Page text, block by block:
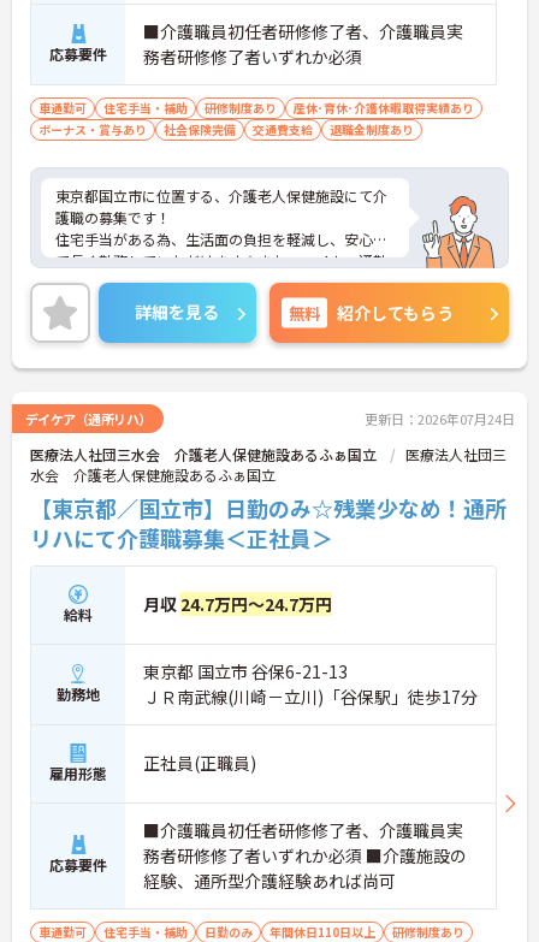
応募要件
■介護職員初任者研修修了者、介護職員実
務者研修修了者いずれか必須
車通勤可 住宅手当・補助 研修制度あり
産休･育休･介護休暇取得実績あり
ボーナス・賞与あり
社会保険完備 交通費支給 退職金制度あり
東京都国立市に位置する、介護老人保健施設にて介
護職の募集です！
住宅手当がある為、生活面の負担を軽減し、安心し
て長く勤務していただけます☆また、マイカー通勤
可能なので通勤らくらくです◎
ご興味のある方には、面接対策ポイントなど、さら
に詳細をお話しいたしますのでお気軽にご相談くだ
さい！
詳細を見る 無料 紹介してもらう
デイケア（通所リハ） 更新日：2026年07月24日
医療法人社団三水会 介護老人保健施設あるふぁ国立
医療法人社団三
水会 介護老人保健施設あるふぁ国立
【東京都／国立市】日勤のみ☆残業少なめ！通所
リハにて介護職募集＜正社員＞
給料 月収 24.7万円～24.7万円
勤務地
東京都 国立市 谷保6-21-13
ＪＲ南武線(川崎－立川)「谷保駅」徒歩17分
雇用形態 正社員(正職員)
応募要件
■介護職員初任者研修修了者、介護職員実
務者研修修了者いずれか必須 ■介護施設の
経験、通所型介護経験あれば尚可
車通勤可 住宅手当・補助 日勤のみ 年間休日110日以上 研修制度あり